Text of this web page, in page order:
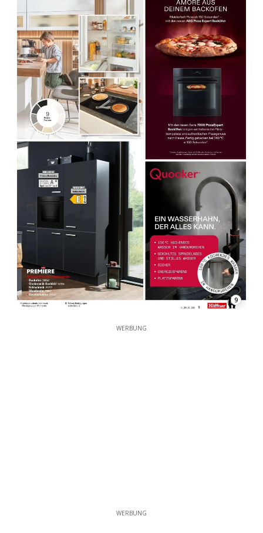
9
WERBUNG
WERBUNG